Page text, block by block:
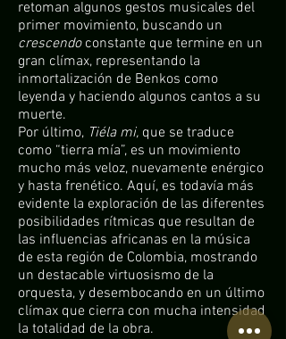
retoman algunos gestos musicales del
primer movimiento, buscando un
crescendo constante que termine en un
gran clímax, representando la
inmortalización de Benkos como
leyenda y haciendo algunos cantos a su
muerte.
Por último, Tiéla mi, que se traduce
como “tierra mía”, es un movimiento
mucho más veloz, nuevamente enérgico
y hasta frenético. Aquí, es todavía más
evidente la exploración de las diferentes
posibilidades rítmicas que resultan de
las influencias africanas en la música
de esta región de Colombia, mostrando
un destacable virtuosismo de la
orquesta, y desembocando en un último
clímax que cierra con mucha intensidad
la totalidad de la obra.